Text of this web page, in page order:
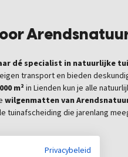
dé specialist in natuurlijke
transport en bieden
m² in Lienden kun je alle
wilgenmatten van
tuinafscheiding die jarenlang
Privacybeleid